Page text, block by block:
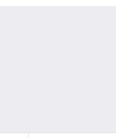
для игры «здесь
игровых автоматов, в
сыграть, а иногда и